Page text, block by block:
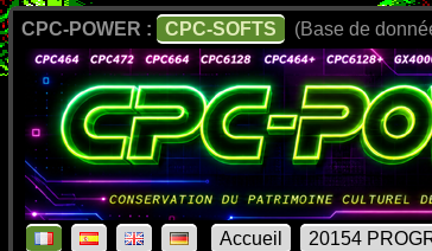
CPC-POWER : CPC-SOFTS (Base de
Accueil 20154